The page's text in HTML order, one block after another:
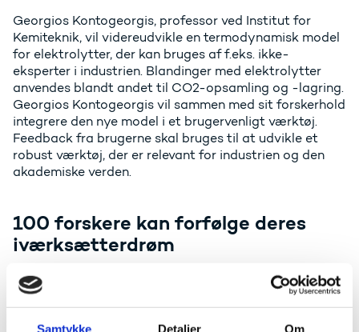
Samtykke Detaljer Om
Georgios Kontogeorgis, professor ved Institut for
Kemiteknik, vil videreudvikle en termodynamisk model
for elektrolytter, der kan bruges af f.eks. ikke-
eksperter i industrien. Blandinger med elektrolytter
anvendes blandt andet til CO2-opsamling og -lagring.
Georgios Kontogeorgis vil sammen med sit forskerhold
integrere den nye model i et brugervenligt værktøj.
Feedback fra brugerne skal bruges til at udvikle et
robust værktøj, der er relevant for industrien og den
akademiske verden.
100 forskere kan forfølge deres
iværksætterdrøm
I denne ansøgningsrunde modtog ERC i alt 321
ansøgninger om midler til et PoC-projekt. Ud af de 321
ansøgninger er 100 ansøgninger imødekommet. Det
svarer til, at ca. hver tredje forsker modtager en